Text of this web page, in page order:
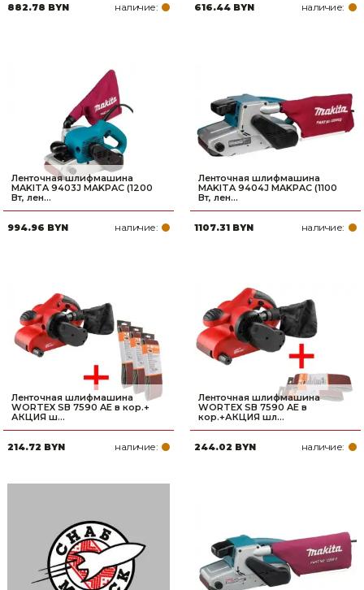
882.78 BYN наличие: 616.44 BYN наличие:
Ленточная шлифмашина
MAKITA 9403J MAKPAC (1200
Вт, лен...
994.96 BYN наличие:
Ленточная шлифмашина
MAKITA 9404J MAKPAC (1100
Вт, лен...
1107.31 BYN наличие:
Ленточная шлифмашина
WORTEX SB 7590 AE в кор.+
АКЦИЯ ш...
214.72 BYN наличие:
Ленточная шлифмашина
WORTEX SB 7590 AE в
кор.+АКЦИЯ шл...
244.02 BYN наличие: